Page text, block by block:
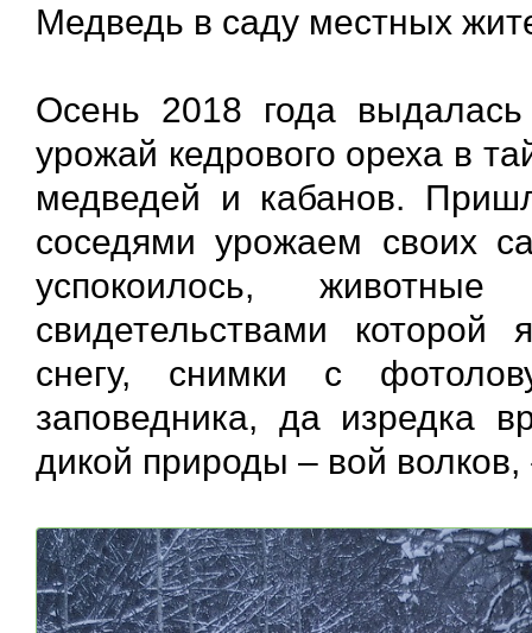
Медведь в саду местных
Осень 2018 года
урожай кедрового ореха в
медведей и кабанов.
соседями урожаем своих
успокоилось,
свидетельствами
снегу, снимки с
заповедника, да изредка
дикой природы – вой